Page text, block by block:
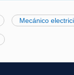
Mecánico